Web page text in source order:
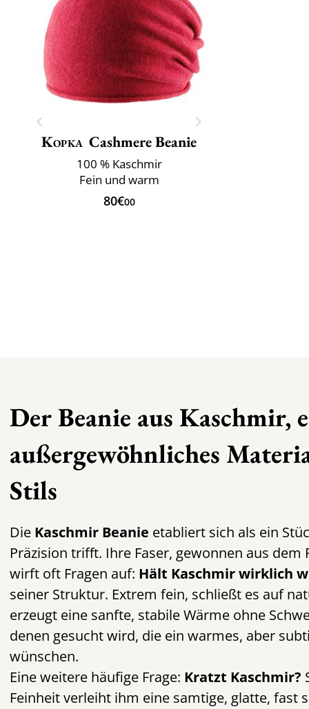
Kopka Cashmere Beanie
100 % Kaschmir
Fein und warm
80€00
Der Beanie aus Kaschmir,
außergewöhnliches
Stils
Die Kaschmir Beanie etabliert sich als ein
Präzision trifft. Ihre Faser, gewonnen aus dem
wirft oft Fragen auf: Hält Kaschmir wirklich
seiner Struktur. Extrem fein, schließt es auf
erzeugt eine sanfte, stabile Wärme ohne
denen gesucht wird, die ein warmes, aber
wünschen.
Eine weitere häufige Frage: Kratzt Kaschmir?
Feinheit verleiht ihm eine samtige, glatte, fast